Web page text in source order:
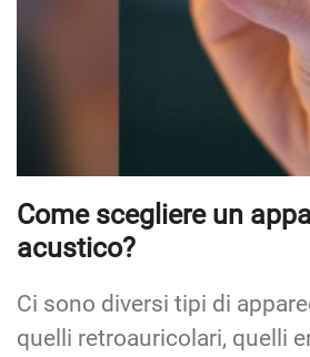
Come scegliere un
acustico?
Ci sono diversi tipi di
quelli retroauricolari, quelli